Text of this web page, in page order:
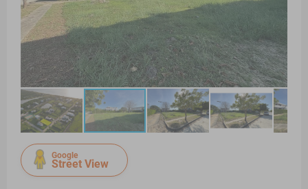
Google
Street View